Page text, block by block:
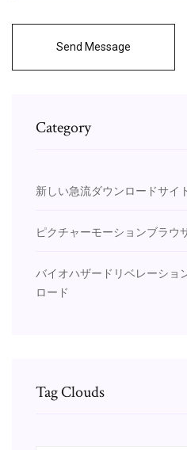
Send Message
Category
新しい急流ダウンロードサイ
ピクチャーモーションブラウ
バイオハザードリベレーショ
ロード
Tag Clouds